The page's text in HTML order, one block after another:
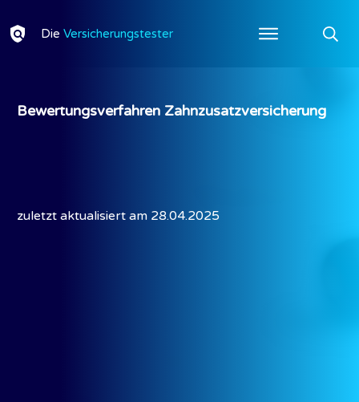
Die Versicherungstester
Bewertungsverfahren Zahnzusatzversicherung
zuletzt aktualisiert am 28.04.2025